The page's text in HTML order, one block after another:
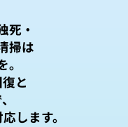
死・
掃は
と
します。